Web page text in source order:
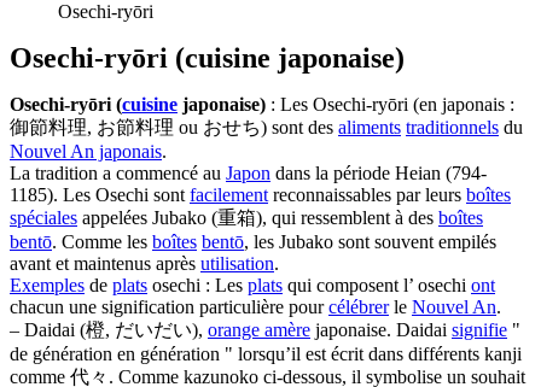
Osechi-ryōri
Osechi-ryōri (cuisine japonaise)
Osechi-ryōri (cuisine japonaise) : Les Osechi-ryōri (en japonais :
御節料理, お節料理 ou おせち) sont des aliments traditionnels du
Nouvel An japonais.
La tradition a commencé au Japon dans la période Heian (794-
1185). Les Osechi sont facilement reconnaissables par leurs boîtes
spéciales appelées Jubako (重箱), qui ressemblent à des boîtes
bentō. Comme les boîtes bentō, les Jubako sont souvent empilés
avant et maintenus après utilisation.
Exemples de plats osechi : Les plats qui composent l’ osechi ont
chacun une signification particulière pourcélébrerle Nouvel An.
– Daidai (橙, だいだい), orange amère japonaise. Daidai signifie "
de génération en génération " lorsqu’il est écrit dans différents kanji
comme 代々. Comme kazunoko ci-dessous, il symbolise un souhait